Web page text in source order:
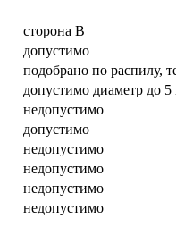
сторона В
допустимо
подобрано по распилу,
допустимо диаметр до
недопустимо
допустимо
недопустимо
недопустимо
недопустимо
недопустимо